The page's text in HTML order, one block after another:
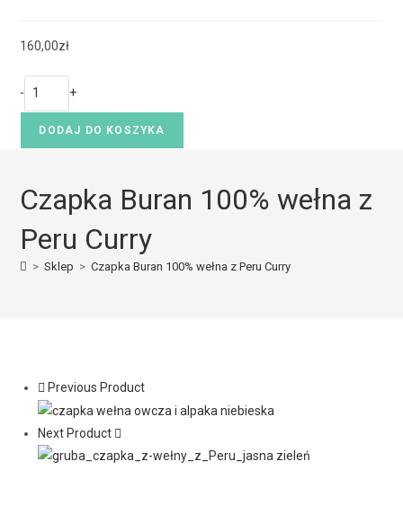
160,00zł
- +
DODAJ DO KOSZYKA
Czapka Buran 100% wełna z
Peru Curry
> Sklep > Czapka Buran 100% wełna z Peru Curry
Previous Product
Next Product